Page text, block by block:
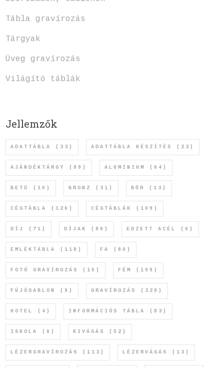
Tábla gravírozás
Tárgyak
Üveg gravírozás
Világító táblák
Jellemzők
ADATTÁBLA (33) ADATTÁBLA KÉSZÍTÉS (23)
AJÁNDÉKTÁRGY (89) ALUMÍNIUM (64)
BETŰ (10) BRONZ (31) BŐR (13)
CÉGTÁBLA (126) CÉGTÁBLÁK (109)
DÍJ (71) DÍJAK (86) EDZETT ACÉL (6)
EMLÉKTÁBLA (118) FA (80)
FOTÓ GRAVÍROZÁS (10) FÉM (199)
FÚJÓSABLON (9) GRAVÍROZÁS (328)
HOTEL (4) INFORMÁCIÓS TÁBLA (83)
ISKOLA (6) KIVÁGÁS (52)
LÉZERGRAVÍROZÁS (113) LÉZERVÁGÁS (13)